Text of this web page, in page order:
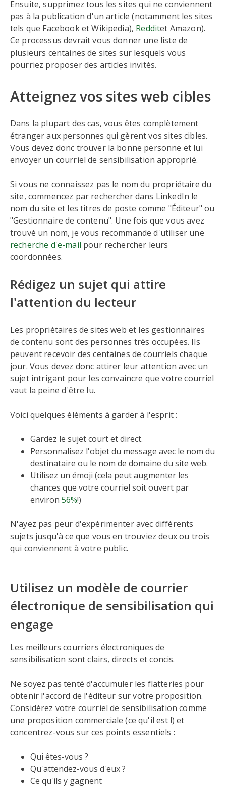
Ensuite, supprimez tous les sites qui ne conviennent
pas à la publication d'un article (notamment les sites
tels que Facebook et Wikipedia), Redditet Amazon).
Ce processus devrait vous donner une liste de
plusieurs centaines de sites sur lesquels vous
pourriez proposer des articles invités.
Atteignez vos sites web cibles
Dans la plupart des cas, vous êtes complètement
étranger aux personnes qui gèrent vos sites cibles.
Vous devez donc trouver la bonne personne et lui
envoyer un courriel de sensibilisation approprié.
Si vous ne connaissez pas le nom du propriétaire du
site, commencez par rechercher dans LinkedIn le
nom du site et les titres de poste comme "Éditeur" ou
"Gestionnaire de contenu". Une fois que vous avez
trouvé un nom, je vous recommande d'utiliser une
recherche d'e-mail pour rechercher leurs
coordonnées.
Rédigez un sujet qui attire
l'attention du lecteur
Les propriétaires de sites web et les gestionnaires
de contenu sont des personnes très occupées. Ils
peuvent recevoir des centaines de courriels chaque
jour. Vous devez donc attirer leur attention avec un
sujet intrigant pour les convaincre que votre courriel
vaut la peine d'être lu.
Voici quelques éléments à garder à l'esprit :
Gardez le sujet court et direct.
Personnalisez l'objet du message avec le nom du
destinataire ou le nom de domaine du site web.
Utilisez un émoji (cela peut augmenter les
chances que votre courriel soit ouvert par
environ 56%!)
N'ayez pas peur d'expérimenter avec différents
sujets jusqu'à ce que vous en trouviez deux ou trois
qui conviennent à votre public.
Utilisez un modèle de courrier
électronique de sensibilisation qui
engage
Les meilleurs courriers électroniques de
sensibilisation sont clairs, directs et concis.
Ne soyez pas tenté d'accumuler les flatteries pour
obtenir l'accord de l'éditeur sur votre proposition.
Considérez votre courriel de sensibilisation comme
une proposition commerciale (ce qu'il est !) et
concentrez-vous sur ces points essentiels :
Qui êtes-vous ?
Qu'attendez-vous d'eux ?
Ce qu'ils y gagnent